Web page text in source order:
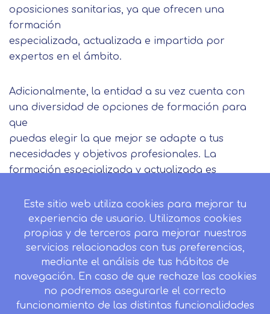
oposiciones sanitarias, ya que ofrecen una
formación
especializada, actualizada e impartida por
expertos en el ámbito.
Adicionalmente, la entidad a su vez cuenta con
una diversidad de opciones de formación para
que
puedas elegir la que mejor se adapte a tus
necesidades y objetivos profesionales. La
formación especializada y actualizada es
INESALUD está comprometida a poner a tu
disposición la mejor formación posible para
alcanzar tus objetivos profesionales. ¡No dudes
en elegir INESALUD para preparar tus
oposiciones sanitarias!
Este sitio web utiliza cookies para mejorar tu
experiencia de usuario. Utilizamos cookies
propias y de terceros para mejorar nuestros
servicios relacionados con tus preferencias,
mediante el análisis de tus hábitos de
navegación. En caso de que rechaze las cookies
no podremos asegurarle el correcto
funcionamiento de las distintas funcionalidades